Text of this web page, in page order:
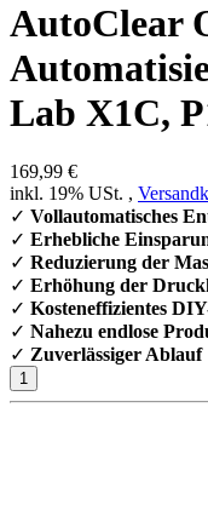
AutoClear
Lab X1C,
169,99 €
inkl. 19% USt. ,
✓ Vollautomatisches
✓ Erhebliche
✓ Reduzierung der
✓ Erhöhung der
✓ Kosteneffizientes
✓ Nahezu endlose
✓ Zuverlässiger Ablauf